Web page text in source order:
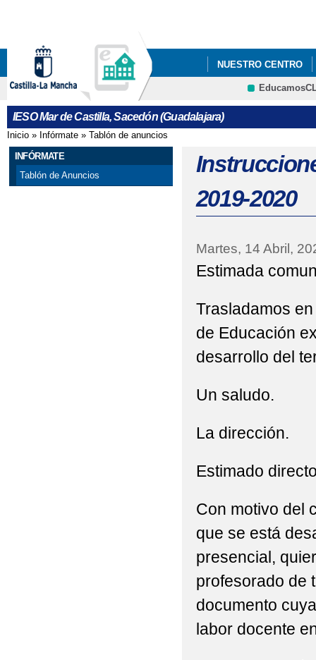
NUESTRO CENTRO
ACTO GRADUACIÓN
CARTEL
MUJER
MUJER
COFINANCIACIÓN
POR EL FONDO
COFINANCIACIÓN
ESTANCIAS DE
FESTIVO LOCAL 1
HOMENAJE A DON
NCOF DEL IESO
IESO Mar de Castilla, Sacedón (Guadalajara)
Se encuentra usted aquí
Inicio » Infórmate » Tablón de anuncios
INFÓRMATE
Tablón de Anuncios
2019-2020
Martes, 14 Abril,
Estimada
Trasladamos
de Educación
desarrollo del
Un saludo.
La dirección.
Estimado
Con motivo del
que se está
presencial,
profesorado de
documento
labor docente